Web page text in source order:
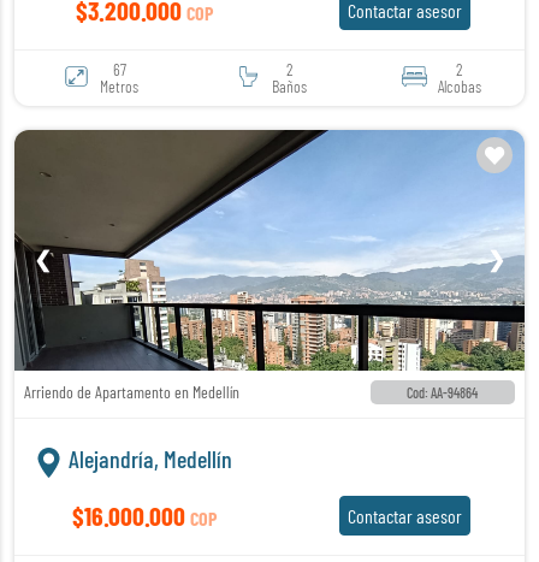
$3.200.000 COP Contactar asesor
67
Metros
2
Baños
2
Alcobas
❮ ❯
Arriendo de Apartamento en Medellín Cod: AA-94864
Alejandría, Medellín
$16.000.000 COP Contactar asesor